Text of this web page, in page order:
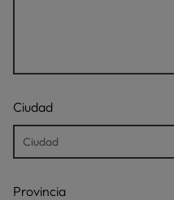
Ciudad
Provincia